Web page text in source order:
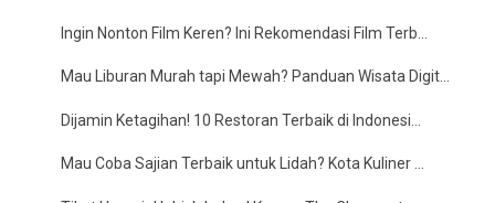
Ingin Nonton Film Keren? Ini Rekomendasi Film Terb...
Mau Liburan Murah tapi Mewah? Panduan Wisata Digit...
Dijamin Ketagihan! 10 Restoran Terbaik di Indonesi...
Mau Coba Sajian Terbaik untuk Lidah? Kota Kuliner ...